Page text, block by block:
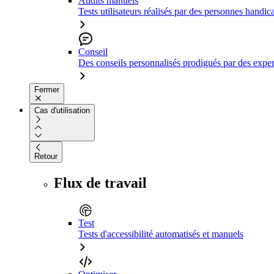
Tests utilisateurs réalisés par des personnes
Conseil
Des conseils personnalisés prodigués par des
Fermer
Cas d'utilisation
Retour
Flux de travail
Test
Tests d'accessibilité automatisés et manuels